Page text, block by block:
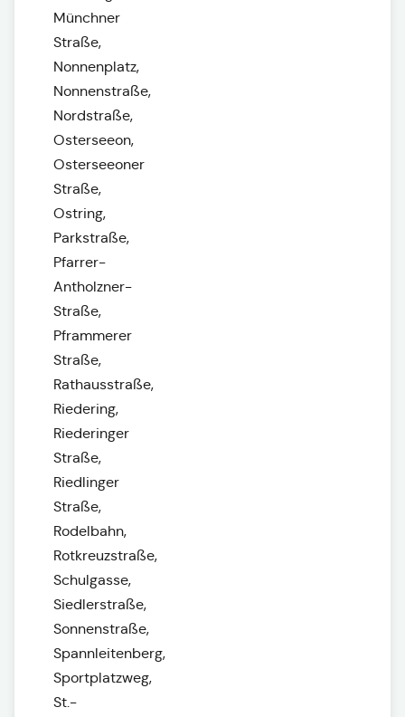
Münchner
Straße,
Nonnenplatz,
Nonnenstraße,
Nordstraße,
Osterseeon,
Osterseeoner
Straße,
Ostring,
Parkstraße,
Pfarrer-
Antholzner-
Straße,
Pframmerer
Straße,
Rathausstraße,
Riedering,
Riederinger
Straße,
Riedlinger
Straße,
Rodelbahn,
Rotkreuzstraße,
Schulgasse,
Siedlerstraße,
Sonnenstraße,
Spannleitenberg,
Sportplatzweg,
St.-